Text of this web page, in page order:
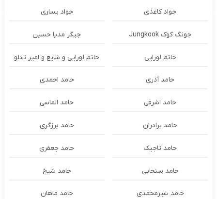
جواد کاغذی جواد یساری
جونگ کوک Jungkook جیگر مدیا حسین
حاتم لورایی حاتم لورایی و شایع و امیر تتلو
حامد آذری حامد احمدی
حامد اشرفی حامد الماسی
حامد برادران حامد برزگری
حامد تاجیک حامد جعفری
حامد سنجابی حامد شیخ
حامد شیرمحمدی حامد ماهان